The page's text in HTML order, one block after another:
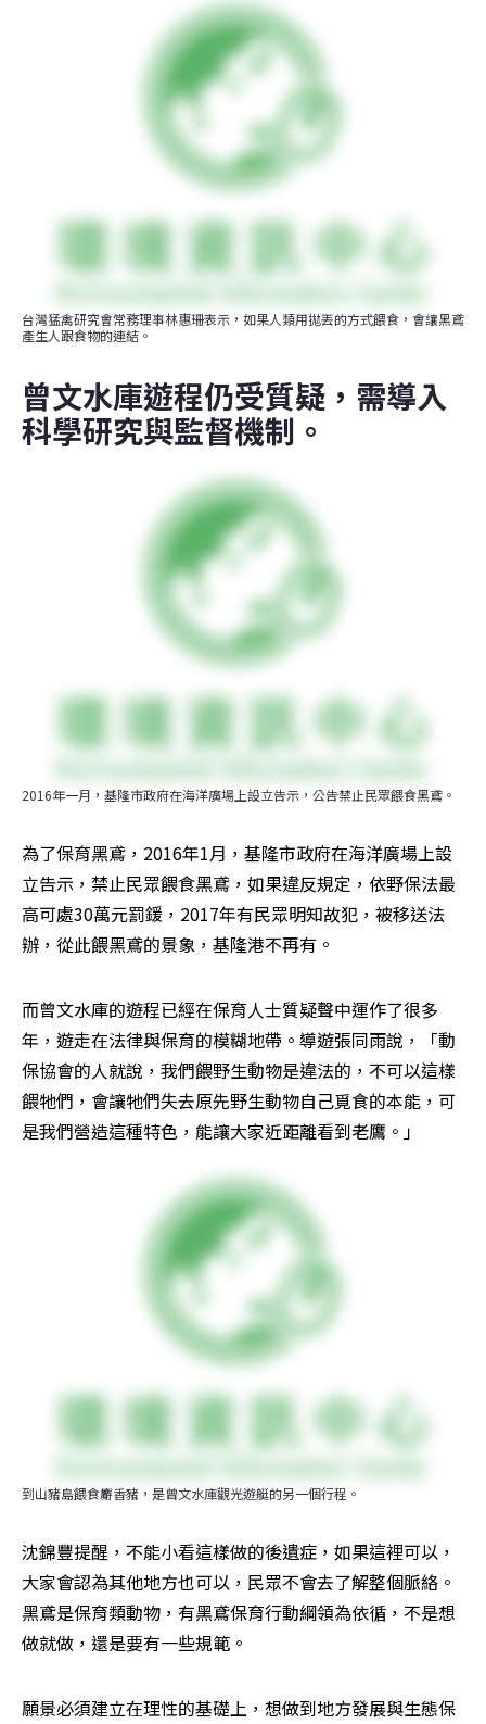
台灣猛禽研究會常務理事林惠珊表示，如果人類用拋丟的方式餵食，會讓黑鳶
產生人跟食物的連結。
曾文水庫遊程仍受質疑，需導入
科學研究與監督機制。
2016年一月，基隆市政府在海洋廣場上設立告示，公告禁止民眾餵食黑鳶。
為了保育黑鳶，2016年1月，基隆市政府在海洋廣場上設
立告示，禁止民眾餵食黑鳶，如果違反規定，依野保法最
高可處30萬元罰鍰，2017年有民眾明知故犯，被移送法
辦，從此餵黑鳶的景象，基隆港不再有。
而曾文水庫的遊程已經在保育人士質疑聲中運作了很多
年，遊走在法律與保育的模糊地帶。導遊張同雨說，「動
保協會的人就說，我們餵野生動物是違法的，不可以這樣
餵牠們，會讓牠們失去原先野生動物自己覓食的本能，可
是我們營造這種特色，能讓大家近距離看到老鷹。」
到山豬島餵食麝香豬，是曾文水庫觀光遊艇的另一個行程。
沈錦豐提醒，不能小看這樣做的後遺症，如果這裡可以，
大家會認為其他地方也可以，民眾不會去了解整個脈絡。
黑鳶是保育類動物，有黑鳶保育行動綱領為依循，不是想
做就做，還是要有一些規範。
願景必須建立在理性的基礎上，想做到地方發展與生態保